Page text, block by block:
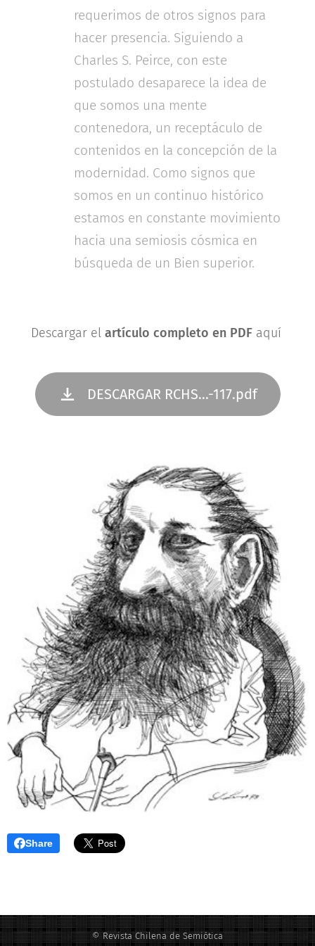
requerimos de otros signos para
hacer presencia. Siguiendo a
Charles S. Peirce, con este
postulado desaparece la idea de
que somos una mente
contenedora, un receptáculo de
contenidos en la concepción de la
modernidad. Como signos que
somos en un continuo histórico
estamos en constante movimiento
hacia una semiosis cósmica en
búsqueda de un Bien superior.
Descargar el artículo completo en PDFaquí
DESCARGAR RCHS...-117.pdf
Share
© Revista Chilena de Semiótica